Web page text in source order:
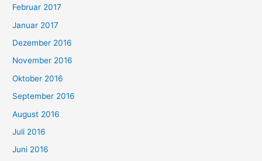
Februar 2017
Januar 2017
Dezember 2016
November 2016
Oktober 2016
September 2016
August 2016
Juli 2016
Juni 2016